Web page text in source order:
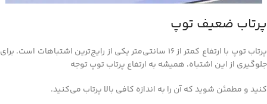
پرتاب ضعیف توپ
پرتاب توپ با ارتفاع کمتر از 16 سانتی‌متر یکی از رایج‌ترین اشتباهات است. برای
جلوگیری از این اشتباه، همیشه به ارتفاع پرتاب توپ توجه
کنید و مطمئن شوید که آن را به اندازه کافی بالا پرتاب می‌کنید.